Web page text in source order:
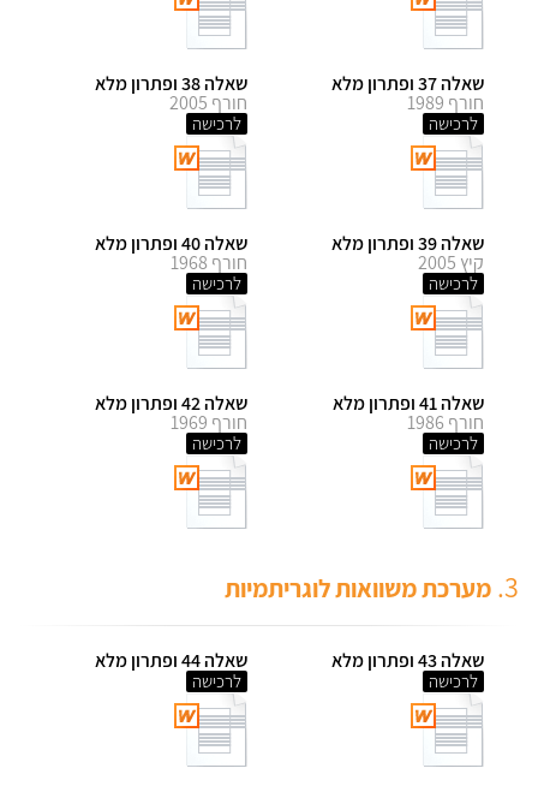
שאלה 37 ופתרון מלא
חורף 1989
לרכישה
שאלה 38 ופתרון מלא
חורף 2005
לרכישה
שאלה 39 ופתרון מלא
קיץ 2005
לרכישה
שאלה 40 ופתרון מלא
חורף 1968
לרכישה
שאלה 41 ופתרון מלא
חורף 1986
לרכישה
שאלה 42 ופתרון מלא
חורף 1969
לרכישה
3. מערכת משוואות לוגריתמיות
שאלה 43 ופתרון מלא
לרכישה
שאלה 44 ופתרון מלא
לרכישה